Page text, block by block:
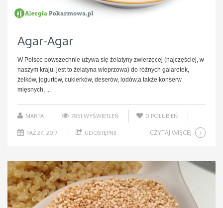
Agar-Agar
W Polsce powszechnie używa się żelatyny zwierzęcej (najczęściej, w
naszym kraju, jest to żelatyna wieprzowa) do różnych galaretek,
żelków, jogurtów, cukierków, deserów, lodów,a także konserw
mięsnych, ...
MARTA 7851 WYŚWIETLEŃ 0 POLUBIEŃ
PAŹ 27, 2017 UDOSTĘPNIJ CZYTAJ WIĘCEJ